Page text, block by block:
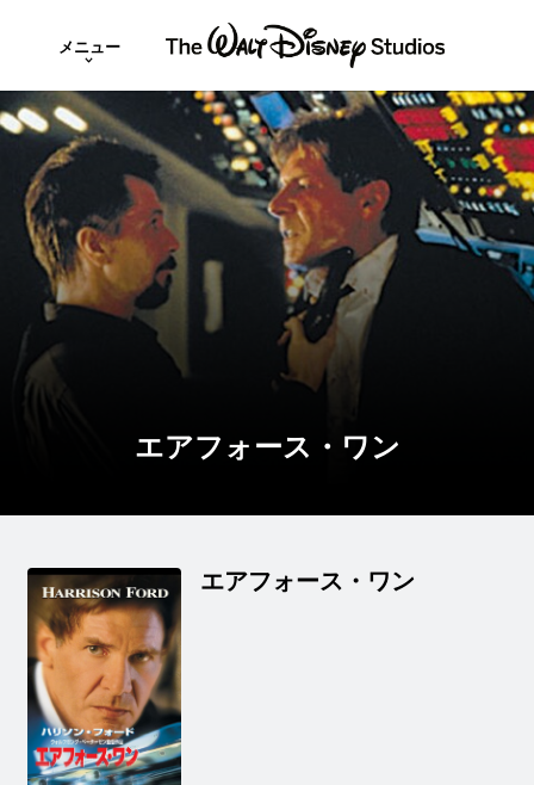
メニュー
エアフォース・ワン
エアフォース・ワン